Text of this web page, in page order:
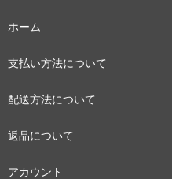
ホーム
支払い方法について
配送方法について
返品について
アカウント